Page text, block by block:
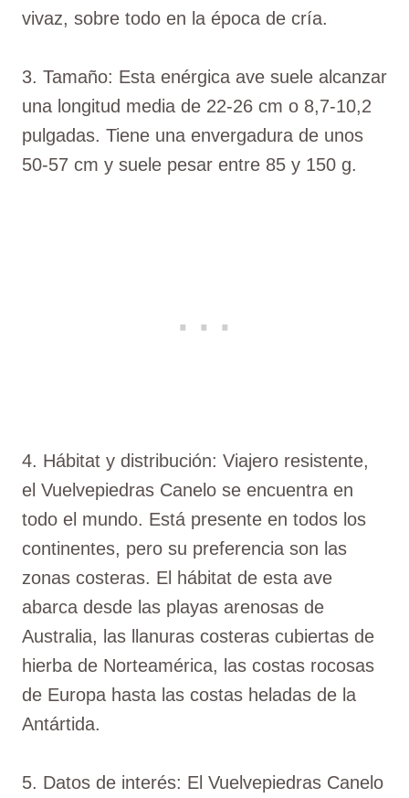
vivaz, sobre todo en la época de cría.
3. Tamaño: Esta enérgica ave suele alcanzar
una longitud media de 22-26 cm o 8,7-10,2
pulgadas. Tiene una envergadura de unos
50-57 cm y suele pesar entre 85 y 150 g.
4. Hábitat y distribución: Viajero resistente,
el Vuelvepiedras Canelo se encuentra en
todo el mundo. Está presente en todos los
continentes, pero su preferencia son las
zonas costeras. El hábitat de esta ave
abarca desde las playas arenosas de
Australia, las llanuras costeras cubiertas de
hierba de Norteamérica, las costas rocosas
de Europa hasta las costas heladas de la
Antártida.
5. Datos de interés: El Vuelvepiedras Canelo